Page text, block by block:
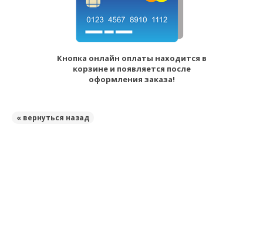
Кнопка онлайн оплаты находится в
корзине и появляется после
оформления заказа!
« вернуться назад